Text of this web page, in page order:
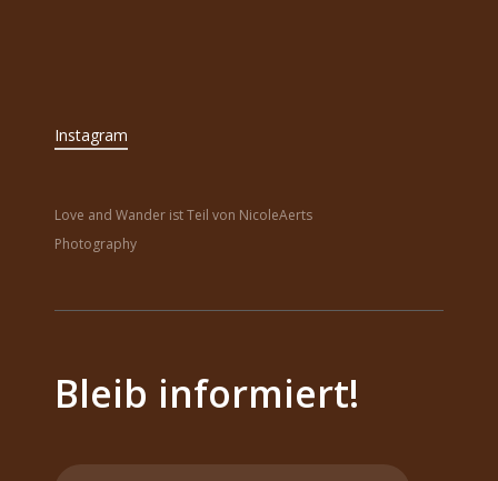
Instagram
Love and Wander ist Teil von NicoleAerts
Photography
Bleib informiert!